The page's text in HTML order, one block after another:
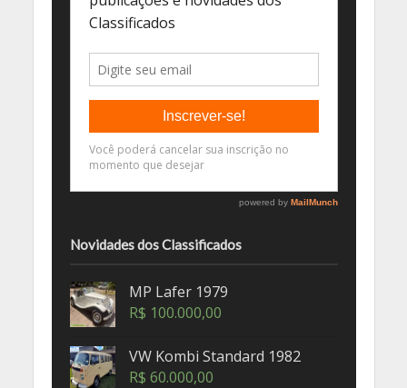
Novidades dos Classificados
MP Lafer 1979
R$ 100.000,00
VW Kombi Standard 1982
R$ 60.000,00